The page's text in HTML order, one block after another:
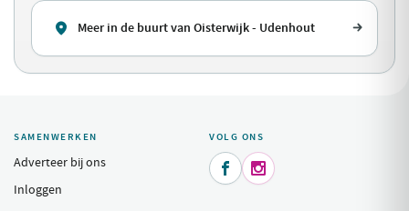
Meer in de buurt van Oisterwijk - Udenhout
SAMENWERKEN
Adverteer bij ons
Inloggen
VOLG ONS
 